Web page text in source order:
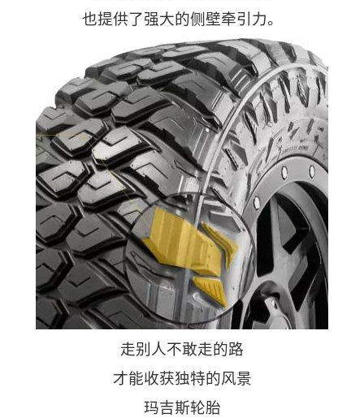
也提供了强大的侧壁牵引力。
走别人不敢走的路
才能收获独特的风景
玛吉斯轮胎